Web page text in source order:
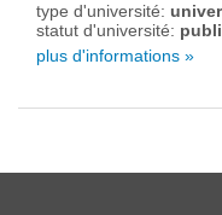
type d'université:
statut d'université:
plus d'informations »